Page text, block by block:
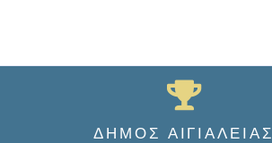
ΔΗΜΟΣ ΑΙΓΙΑΛΕΙΑΣ